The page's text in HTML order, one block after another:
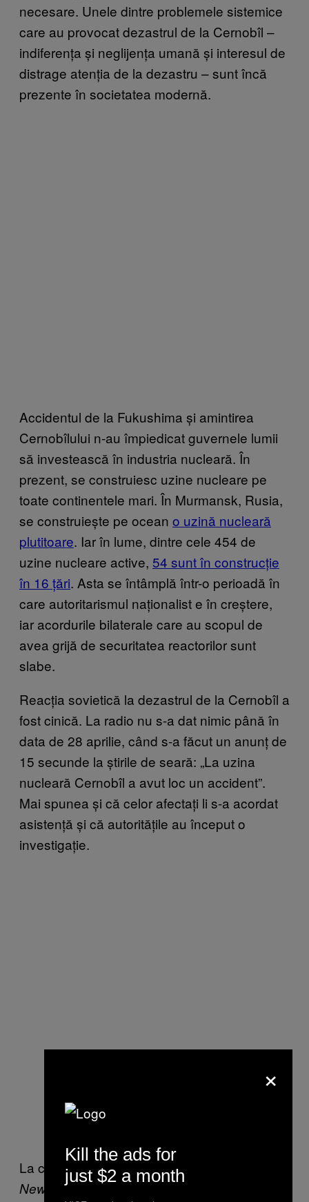
necesare. Unele dintre problemele sistemice
care au provocat dezastrul de la Cernobîl –
indiferența și neglijența umană și interesul de
distrage atenția de la dezastru – sunt încă
prezente în societatea modernă.
Accidentul de la Fukushima și amintirea
Cernobîlului n-au împiedicat guvernele lumii
să investească în industria nucleară. În
prezent, se construiesc uzine nucleare pe
toate continentele mari. În Murmansk, Rusia,
se construiește pe ocean o uzină nucleară
plutitoare. Iar în lume, dintre cele 454 de
uzine nucleare active, 54 sunt în construcție
în 16 țări. Asta se întâmplă într-o perioadă în
care autoritarismul naționalist e în creștere,
iar acordurile bilaterale care au scopul de
avea grijă de securitatea reactorilor sunt
slabe.
Reacția sovietică la dezastrul de la Cernobîl a
fost cinică. La radio nu s-a dat nimic până în
data de 28 aprilie, când s-a făcut un anunț de
15 secunde la știrile de seară: „La uzina
nucleară Cernobîl a avut loc un accident”.
Mai spunea și că celor afectați li s-a acordat
asistență și că autoritățile au început o
investigație.
La câteva zile după eveniment,
News
, o publicație autorizată de guvern, a
×
Kill the ads for
just $2 a month